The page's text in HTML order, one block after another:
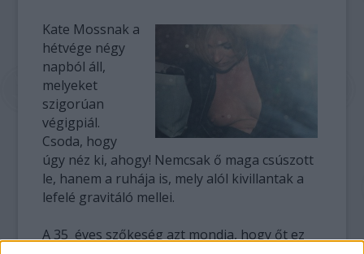
Kate Mossnak a
hétvége négy
napból áll,
melyeket
szigorúan
végigpiál.
Csoda, hogy
úgy néz ki, ahogy! Nemcsak ő maga csúszott
le, hanem a ruhája is, mely alól kivillantak a
lefelé gravitáló mellei.
A 35 éves szőkeség azt mondja, hogy őt ez